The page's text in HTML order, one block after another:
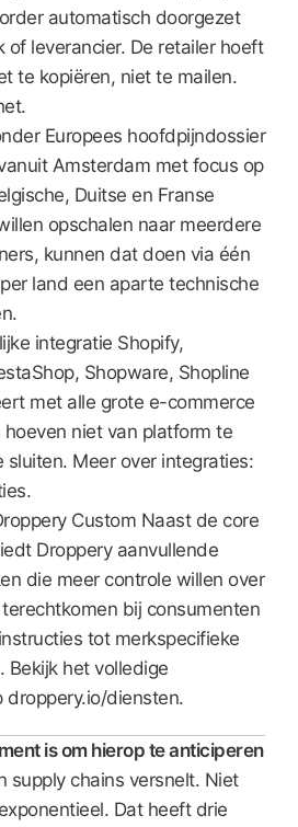
automatisch doorgezet
of leverancier. De retailer hoeft
te kopiëren, niet te mailen.
Europees hoofdpijndossier
Amsterdam met focus op
Duitse en Franse
opschalen naar meerdere
kunnen dat doen via één
land een aparte technische
integratie Shopify,
Shopware, Shopline
met alle grote e-commerce
niet van platform te
sluiten. Meer over integraties:
Custom Naast de core
Droppery aanvullende
die meer controle willen over
bij consumenten
tot merkspecifieke
Bekijk het volledige
diensten.
is om hierop te anticiperen
supply chains versnelt. Niet
Dat heeft drie